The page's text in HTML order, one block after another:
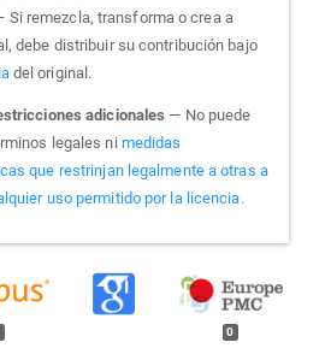
Si remezcla, transforma o crea a
debe distribuir su contribución bajo
del original.
adicionales — No puede
legales ni medidas
que restrinjan legalmente a otras a
uso permitido por la licencia.
0